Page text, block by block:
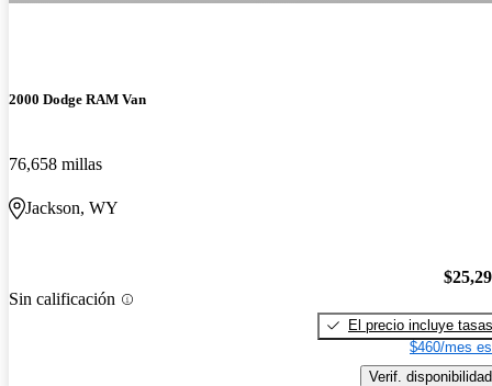
2000 Dodge RAM Van
76,658 millas
Jackson, WY
Sin calificación
El precio incluye tasas
$460/mes
Verif. disponibilidad